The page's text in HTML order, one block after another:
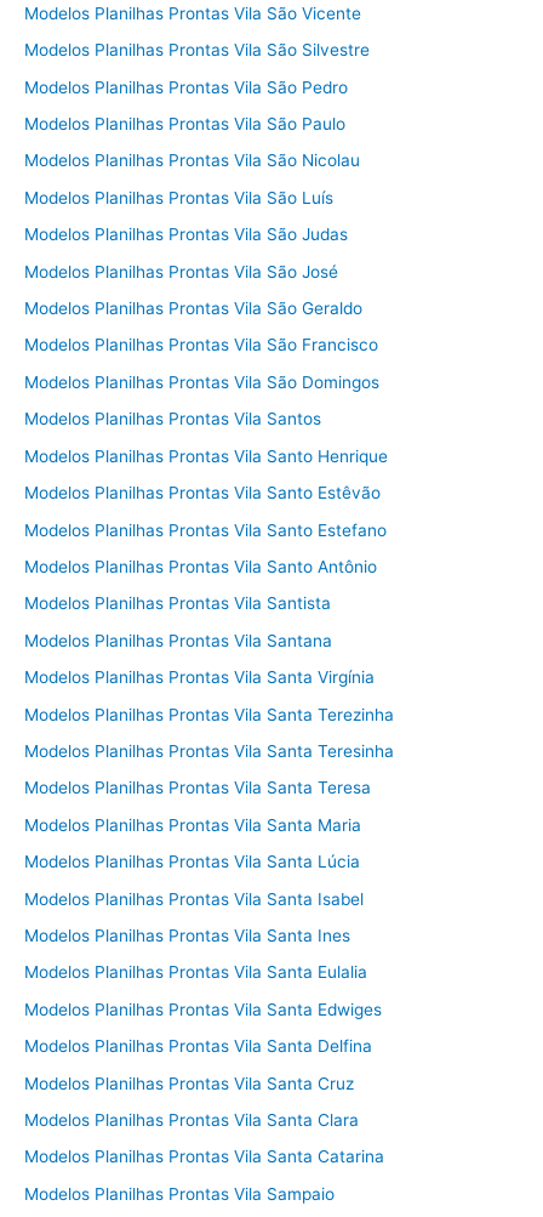
Modelos Planilhas Prontas Vila São Vicente
Modelos Planilhas Prontas Vila São Silvestre
Modelos Planilhas Prontas Vila São Pedro
Modelos Planilhas Prontas Vila São Paulo
Modelos Planilhas Prontas Vila São Nicolau
Modelos Planilhas Prontas Vila São Luís
Modelos Planilhas Prontas Vila São Judas
Modelos Planilhas Prontas Vila São José
Modelos Planilhas Prontas Vila São Geraldo
Modelos Planilhas Prontas Vila São Francisco
Modelos Planilhas Prontas Vila São Domingos
Modelos Planilhas Prontas Vila Santos
Modelos Planilhas Prontas Vila Santo Henrique
Modelos Planilhas Prontas Vila Santo Estêvão
Modelos Planilhas Prontas Vila Santo Estefano
Modelos Planilhas Prontas Vila Santo Antônio
Modelos Planilhas Prontas Vila Santista
Modelos Planilhas Prontas Vila Santana
Modelos Planilhas Prontas Vila Santa Virgínia
Modelos Planilhas Prontas Vila Santa Terezinha
Modelos Planilhas Prontas Vila Santa Teresinha
Modelos Planilhas Prontas Vila Santa Teresa
Modelos Planilhas Prontas Vila Santa Maria
Modelos Planilhas Prontas Vila Santa Lúcia
Modelos Planilhas Prontas Vila Santa Isabel
Modelos Planilhas Prontas Vila Santa Ines
Modelos Planilhas Prontas Vila Santa Eulalia
Modelos Planilhas Prontas Vila Santa Edwiges
Modelos Planilhas Prontas Vila Santa Delfina
Modelos Planilhas Prontas Vila Santa Cruz
Modelos Planilhas Prontas Vila Santa Clara
Modelos Planilhas Prontas Vila Santa Catarina
Modelos Planilhas Prontas Vila Sampaio